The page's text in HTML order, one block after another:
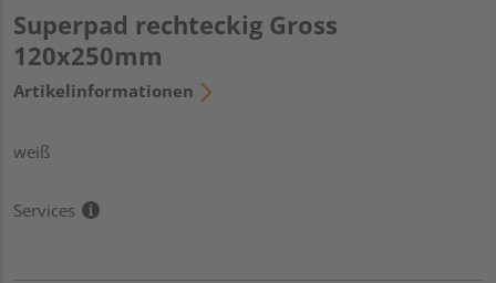
Superpad rechteckig Gross
120x250mm
Artikelinformationen
weiß
Services